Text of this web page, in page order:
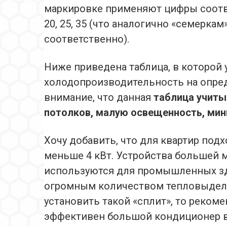
маркировке применяют цифры
20, 25, 35 (что аналогично
соответственно).
Ниже приведена таблица, в которой
холодопроизводительность на
внимание, что данная таблица
потолков, малую освещенность,
Хочу добавить, что для квартир
меньше 4 кВт. Устройства большей
используются для промышленных
огромным количеством
установить такой «сплит», то
эффективен большой кондиционер